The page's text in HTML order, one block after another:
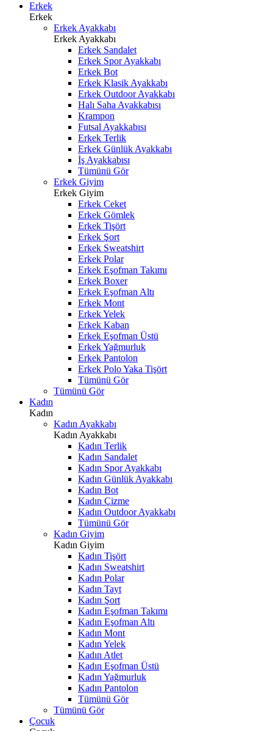
Erkek
Erkek
Erkek Ayakkabı
Erkek Ayakkabı
Erkek Sandalet
Erkek Spor Ayakkabı
Erkek Bot
Erkek Klasik Ayakkabı
Erkek Outdoor Ayakkabı
Halı Saha Ayakkabısı
Krampon
Futsal Ayakkabısı
Erkek Terlik
Erkek Günlük Ayakkabı
İş Ayakkabısı
Tümünü Gör
Erkek Giyim
Erkek Giyim
Erkek Ceket
Erkek Gömlek
Erkek Tişört
Erkek Şort
Erkek Sweatshirt
Erkek Polar
Erkek Eşofman Takımı
Erkek Boxer
Erkek Eşofman Altı
Erkek Mont
Erkek Yelek
Erkek Kaban
Erkek Eşofman Üstü
Erkek Yağmurluk
Erkek Pantolon
Erkek Polo Yaka Tişört
Tümünü Gör
Tümünü Gör
Kadın
Kadın
Kadın Ayakkabı
Kadın Ayakkabı
Kadın Terlik
Kadın Sandalet
Kadın Spor Ayakkabı
Kadın Günlük Ayakkabı
Kadın Bot
Kadın Çizme
Kadın Outdoor Ayakkabı
Tümünü Gör
Kadın Giyim
Kadın Giyim
Kadın Tişört
Kadın Sweatshirt
Kadın Polar
Kadın Tayt
Kadın Şort
Kadın Eşofman Takımı
Kadın Eşofman Altı
Kadın Mont
Kadın Yelek
Kadın Atlet
Kadın Eşofman Üstü
Kadın Yağmurluk
Kadın Pantolon
Tümünü Gör
Tümünü Gör
Çocuk